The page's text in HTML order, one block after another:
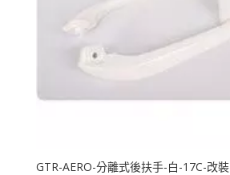
GTR-AERO-分離式後扶手-白-17C-改裝